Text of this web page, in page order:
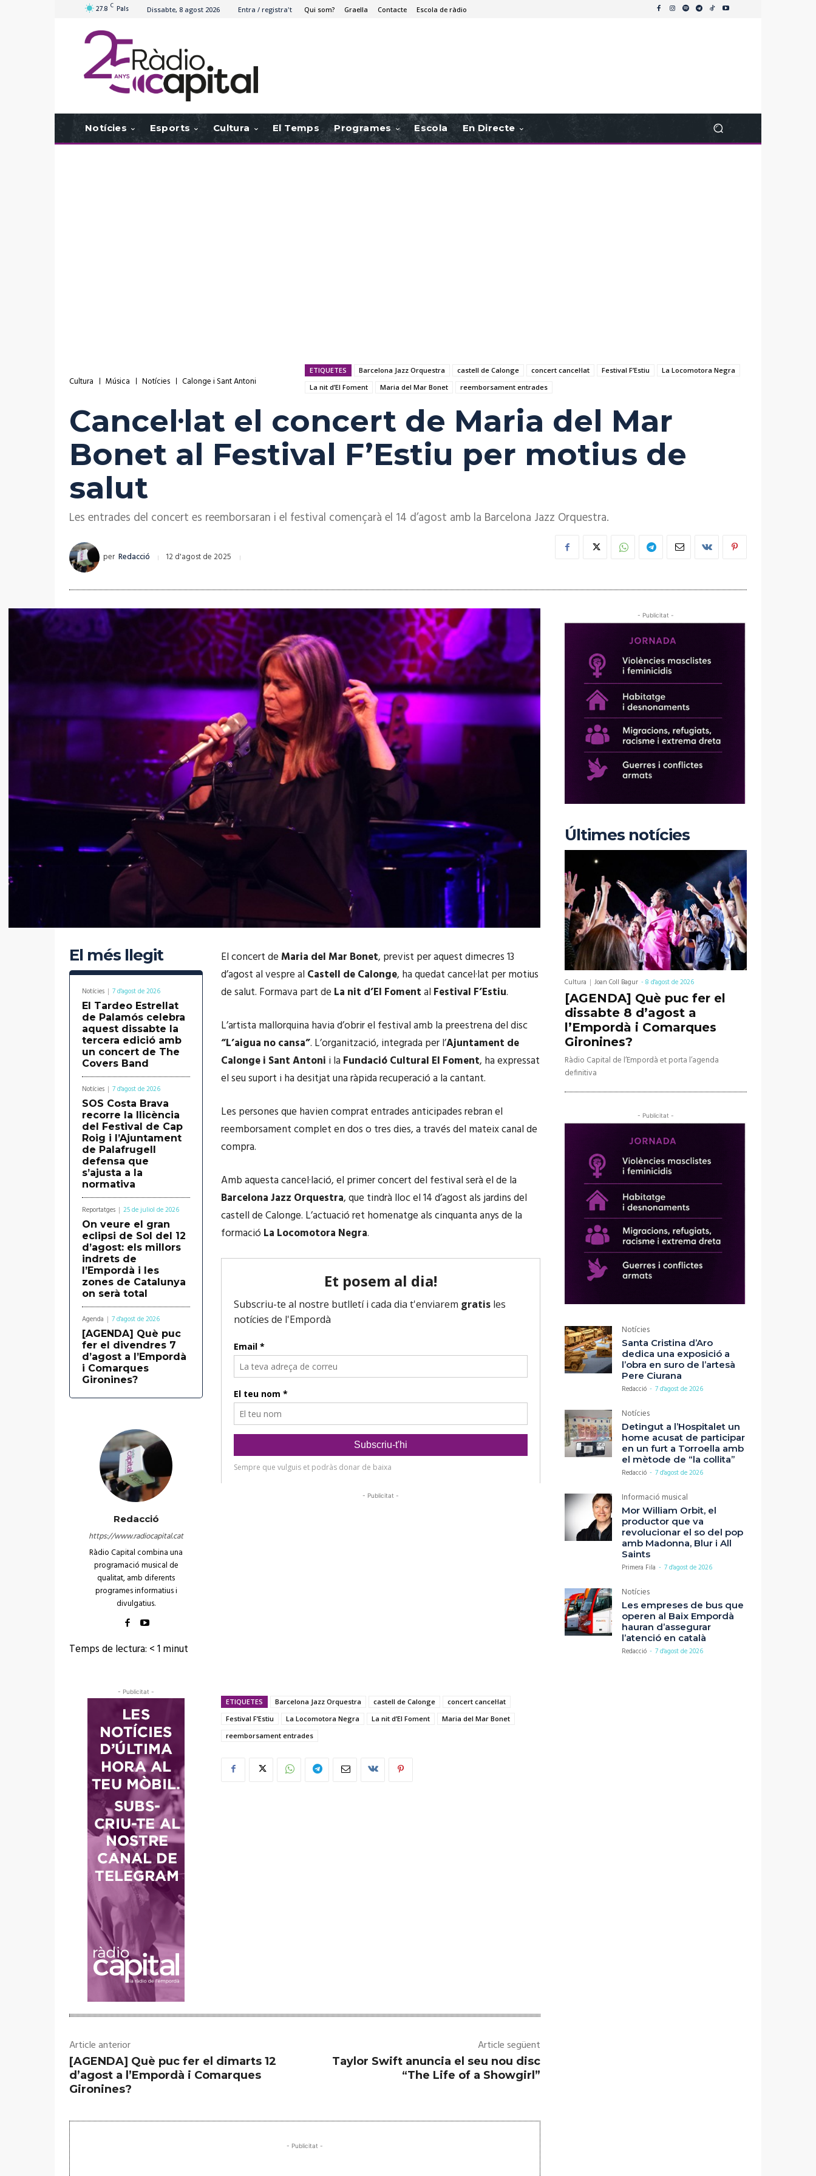
27.8 C Pals Dissabte, 8 agost 2026 Entra / registra't Qui som? Graella Contacte Escola de ràdio
Notícies Esports Cultura El Temps Programes Escola En Directe
Cultura Música Notícies Calonge i Sant Antoni
ETIQUETES Barcelona Jazz Orquestra castell de Calonge concert cancel·lat Festival F’Estiu
La Locomotora Negra
La nit d’El Foment
Maria del Mar Bonet reemborsament entrades
Cancel·lat el concert de Maria del Mar
Bonet al Festival F’Estiu per motius de
salut
Les entrades del concert es reemborsaran i el festival començarà el 14 d’agost amb la Barcelona Jazz Orquestra.
per Redacció 12 d'agost de 2025
El més llegit
Notícies 7 d'agost de 2026
El Tardeo Estrellat
de Palamós celebra
aquest dissabte la
tercera edició amb
un concert de The
Covers Band
Notícies 7 d'agost de 2026
SOS Costa Brava
recorre la llicència
del Festival de Cap
Roig i l’Ajuntament
de Palafrugell
defensa que
s’ajusta a la
normativa
Reportatges 25 de juliol de 2026
On veure el gran
eclipsi de Sol del 12
d’agost: els millors
indrets de
l’Empordà i les
zones de Catalunya
on serà total
Agenda 7 d'agost de 2026
[AGENDA] Què puc
fer el divendres 7
d’agost a l’Empordà
i Comarques
Gironines?
Redacció
https://www.radiocapital.cat
Ràdio Capital combina una
programació musical de
qualitat, amb diferents
programes informatius i
divulgatius.
Temps de lectura: < 1minut
- Publicitat -
El concert de Maria del Mar Bonet, previst per aquest dimecres 13
d’agost al vespre alCastell de Calonge, ha quedat cancel·lat per motius
de salut. Formava part de La nit d’El FomentalFestival F’Estiu.
L’artista mallorquina havia d’obrir el festival amb la preestrena del disc
“L’aigua no cansa”. L’organització, integrada per l’Ajuntament de
Calonge i Sant Antoni i la Fundació Cultural El Foment, ha expressat
el seu suport i ha desitjat una ràpida recuperació a la cantant.
Les persones que havien comprat entrades anticipades rebran el
reemborsament complet en dos o tres dies, a través del mateix canal de
compra.
Amb aquesta cancel·lació, el primer concert del festival serà el de la
Barcelona Jazz Orquestra, que tindrà lloc el 14 d’agost als jardins del
castell de Calonge. L’actuació ret homenatge als cinquanta anys de la
formació La Locomotora Negra.
- Publicitat -
ETIQUETES Barcelona Jazz Orquestra castell de Calonge
concert cancel·lat
Festival F’Estiu
La Locomotora Negra La nit d’El Foment
Maria del Mar Bonet
reemborsament entrades
Article anterior
[AGENDA] Què puc fer el dimarts 12
d’agost a l’Empordà i Comarques
Gironines?
Article següent
Taylor Swift anuncia el seu nou disc
“The Life of a Showgirl”
- Publicitat -
- Publicitat -
Últimes notícies
Cultura Joan Coll Bagur -8 d'agost de 2026
[AGENDA] Què puc fer el
dissabte 8 d’agost a
l’Empordà i Comarques
Gironines?
Ràdio Capital de l’Empordà et porta l’agenda
definitiva
- Publicitat -
Notícies
Santa Cristina d’Aro
dedica una exposició a
l’obra en suro de l’artesà
Pere Ciurana
Redacció - 7 d'agost de 2026
Notícies
Detingut a l’Hospitalet un
home acusat de participar
en un furt a Torroella amb
el mètode de “la collita”
Redacció - 7 d'agost de 2026
Informació musical
Mor William Orbit, el
productor que va
revolucionar el so del pop
amb Madonna, Blur i All
Saints
Primera Fila - 7 d'agost de 2026
Notícies
Les empreses de bus que
operen al Baix Empordà
hauran d’assegurar
l’atenció en català
Redacció - 7 d'agost de 2026